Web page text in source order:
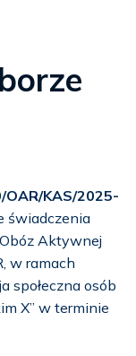
/OAR/KAS/2025-
świadczenia
Aktywnej
w ramach
społeczna osób
X” w terminie